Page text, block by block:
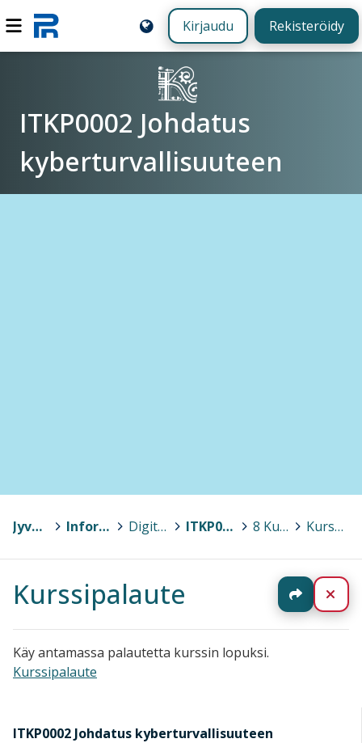
Kirjaudu Rekisteröidy
ITKP0002 Johdatus
kyberturvallisuuteen
Jyväskylän yliopisto Informaatioteknologian tiedekunta > Digitalisaation opintokokonaisuus > ITKP0002 Johdatus kyberturvallisuuteen 8 Kurssin suorittaminen Kurssipalaute
Kurssipalaute Jaa
Käy antamassa palautetta kurssin lopuksi.
Kurssipalaute
ITKP0002 Johdatus kyberturvallisuuteen